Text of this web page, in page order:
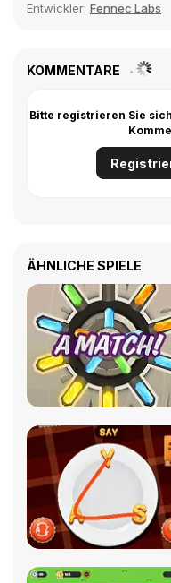
Entwickler: Fennec Labs
KOMMENTARE
Bitte registrieren Sie
ÄHNLICHE SPIELE